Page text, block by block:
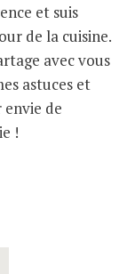
et suis
de la cuisine.
avec vous
astuces et
de
!